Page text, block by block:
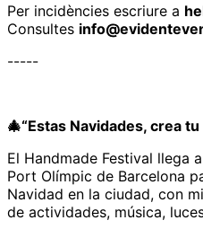
Per incidències escriure a
Consultes
-----
🎄“Estas Navidades, crea
El Handmade Festival llega
Port Olímpic de Barcelona
Navidad en la ciudad, con
de actividades, música,